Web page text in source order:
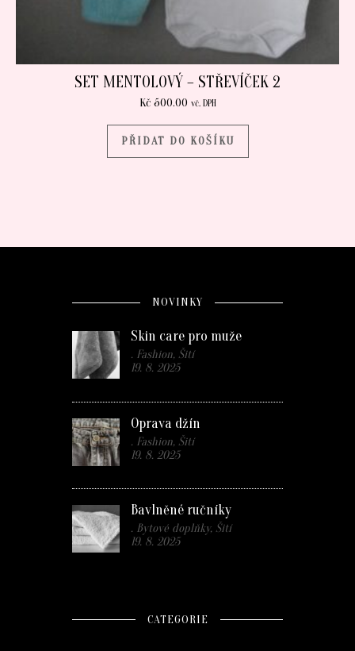
SET MENTOLOVÝ – STŘEVÍČEK 2
Kč500.00 vč. DPH
PŘIDAT DO KOŠÍKU
NOVINKY
Skin care pro muže
. Fashion, Šití
19. 8. 2025
Oprava džín
. Fashion, Šití
19. 8. 2025
Bavlněné ručníky
. Bytové doplňky, Šití
19. 8. 2025
CATEGORIE